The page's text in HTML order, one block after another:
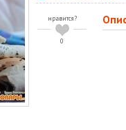
нравится?
0